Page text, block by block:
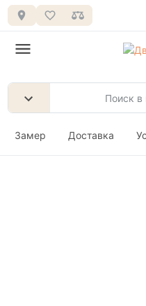
Замер Доставка